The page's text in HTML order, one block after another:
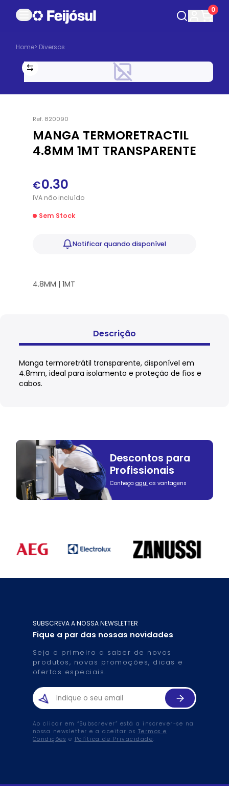
0
Home> Diversos
Ref. 820090
MANGA TERMORETRACTIL
4.8MM 1MT TRANSPARENTE
€0.30
IVAnãoincluído
Sem Stock
Notificarquando disponível
4.8MM | 1MT
Descrição
Manga termoretrátil transparente, disponível em
4.8mm, ideal para isolamento e proteção de fios e
cabos.
Descontos para
Profissionais
Conheça aqui as vantagens
SUBSCREVA A NOSSA NEWSLETTER
Fique a par das nossas novidades
Seja o primeiro a saber de novos
produtos, novas promoções, dicas e
ofertas especiais.
Ao clicar em “Subscrever” está a inscrever-se na
nossa newsletter e a aceitar os Termos e
Condições e Política de Privacidade.